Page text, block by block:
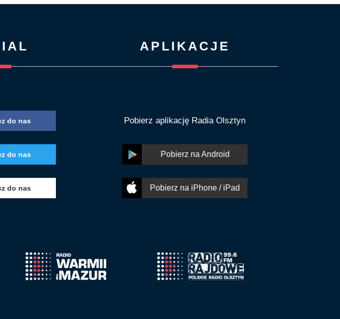
do nas
do nas
do nas
APLIKACJE
Pobierz aplikację Radia Olsztyn
Pobierz na Android
Pobierz na iPhone / iPad